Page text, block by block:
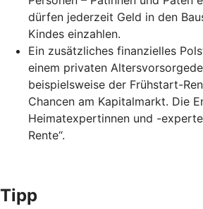
dürfen jederzeit Geld in den
Kindes einzahlen.
Ein zusätzliches finanzielles
einem privaten
beispielsweise der Frühstart-
Chancen am Kapitalmarkt. Die
Heimatexpertinnen und -
Rente“.
Tipp